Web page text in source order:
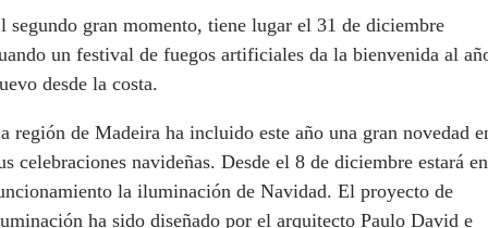
segundo gran momento, tiene lugar el 31 de diciembre
un festival de fuegos artificiales da la bienvenida al
desde la costa.
región de Madeira ha incluido este año una gran novedad
celebraciones navideñas. Desde el 8 de diciembre estará en
la iluminación de Navidad. El proyecto de
ha sido diseñado por el arquitecto Paulo David e